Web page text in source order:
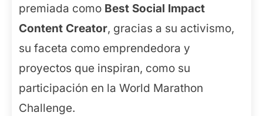
premiada como Best Social Impact
Content Creator, gracias a su activismo,
su faceta como emprendedora y
proyectos que inspiran, como su
participación en la World Marathon
Challenge.